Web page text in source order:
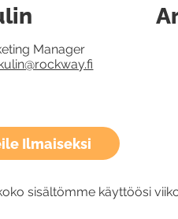
Ilmaiseksi
sisältömme käyttöösi
Manager